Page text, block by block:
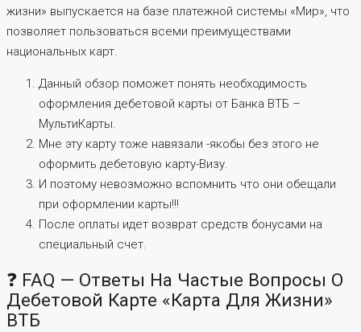
жизни» выпускается на базе платежной системы «Мир», что
позволяет пользоваться всеми преимуществами
национальных карт.
Данный обзор поможет понять необходимость
оформления дебетовой карты от Банка ВТБ –
МультиКарты.
Мне эту карту тоже навязали -якобы без этого не
оформить дебетовую карту-Визу.
И поэтому невозможно вспомнить что они обещали
при оформлении карты!!!
После оплаты идет возврат средств бонусами на
специальный счет.
❓ FAQ — Ответы На Частые Вопросы О
Дебетовой Карте «Карта Для Жизни»
ВТБ